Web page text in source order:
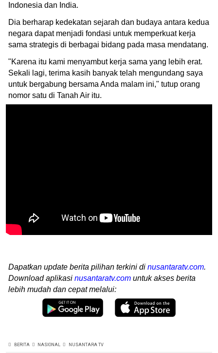
Indonesia dan India.
Dia berharap kedekatan sejarah dan budaya antara kedua
negara dapat menjadi fondasi untuk memperkuat kerja
sama strategis di berbagai bidang pada masa mendatang.
"Karena itu kami menyambut kerja sama yang lebih erat.
Sekali lagi, terima kasih banyak telah mengundang saya
untuk bergabung bersama Anda malam ini," tutup orang
nomor satu di Tanah Air itu.
Dapatkan update berita pilihan terkini di nusantaratv.com.
Download aplikasi nusantaratv.com untuk akses berita
lebih mudah dan cepat melalui:
BERITA NASIONAL NUSANTARA TV